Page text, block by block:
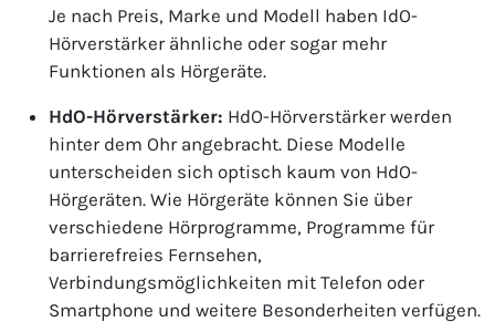
Je nach Preis, Marke und Modell haben IdO-
Hörverstärker ähnliche oder sogar mehr
Funktionen als Hörgeräte.
HdO-Hörverstärker: HdO-Hörverstärker werden
hinter dem Ohr angebracht. Diese Modelle
unterscheiden sich optisch kaum von HdO-
Hörgeräten. Wie Hörgeräte können Sie über
verschiedene Hörprogramme, Programme für
barrierefreies Fernsehen,
Verbindungsmöglichkeiten mit Telefon oder
Smartphone und weitere Besonderheiten verfügen.